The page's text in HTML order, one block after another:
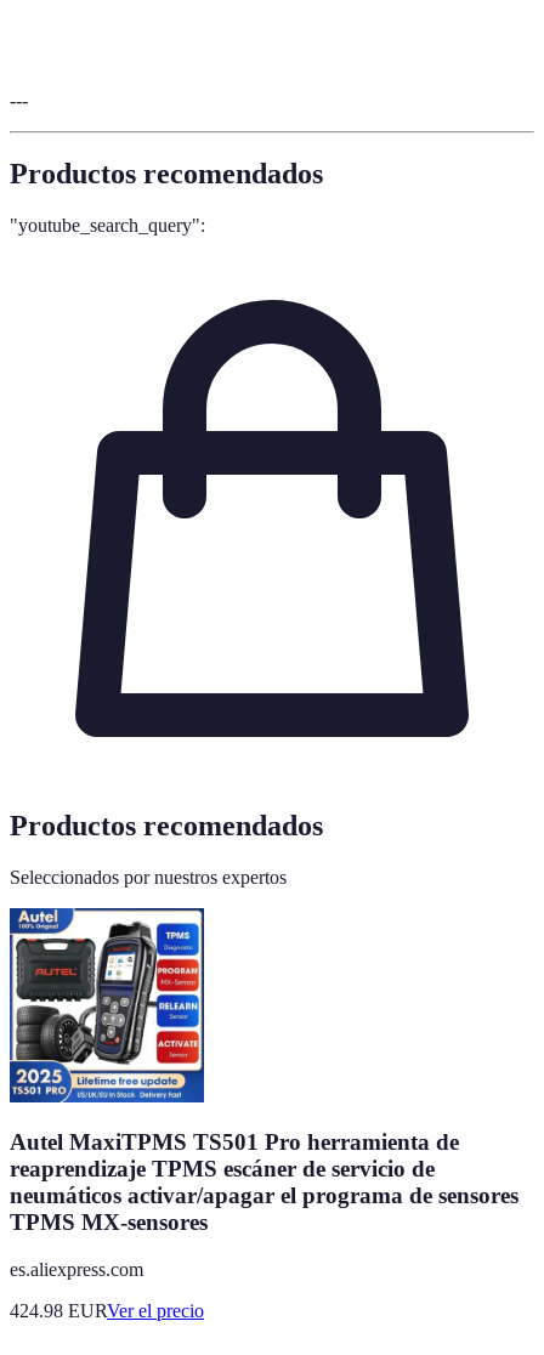
---
Productos recomendados
"youtube_search_query":
Productos recomendados
Seleccionados por nuestros expertos
Autel MaxiTPMS TS501 Pro herramienta de
reaprendizaje TPMS escáner de servicio de
neumáticos activar/apagar el programa de sensores
TPMS MX-sensores
es.aliexpress.com
424.98 EURVer el precio